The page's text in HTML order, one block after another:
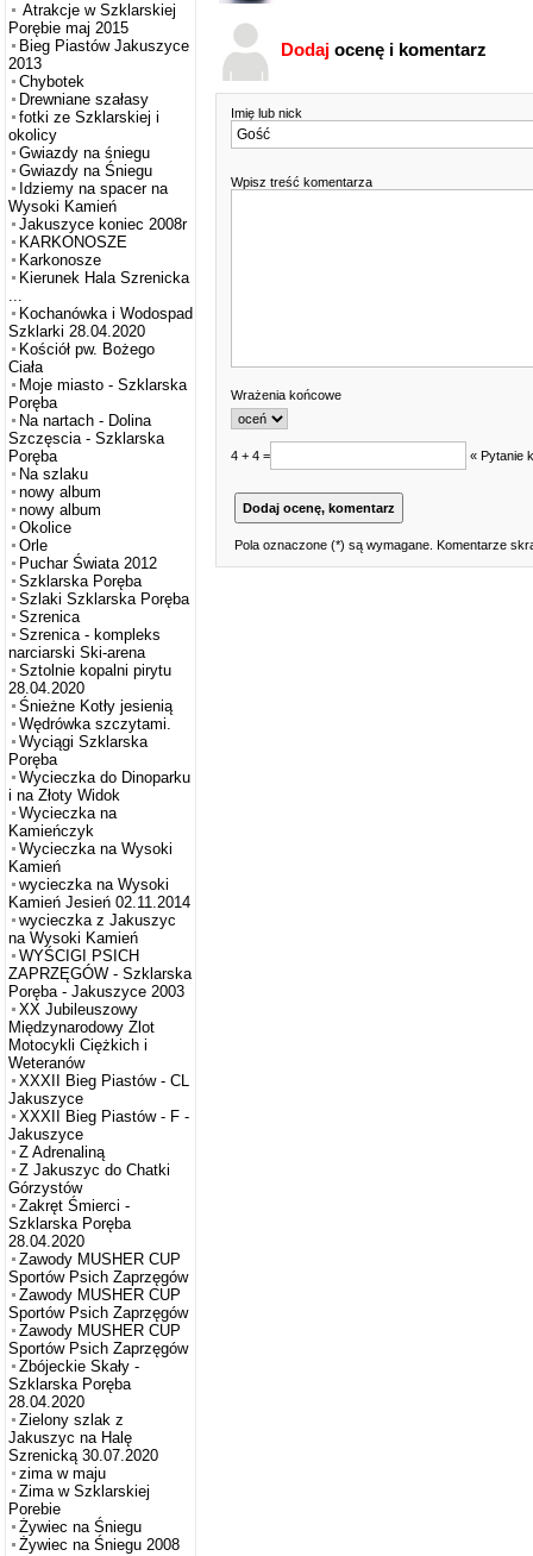
Atrakcje w Szklarskiej
Porębie maj 2015
Bieg Piastów Jakuszyce
2013
Chybotek
Drewniane szałasy
fotki ze Szklarskiej i
okolicy
Gwiazdy na śniegu
Gwiazdy na Śniegu
Idziemy na spacer na
Wysoki Kamień
Jakuszyce koniec 2008r
KARKONOSZE
Karkonosze
Kierunek Hala Szrenicka
...
Kochanówka i Wodospad
Szklarki 28.04.2020
Kościół pw. Bożego
Ciała
Moje miasto - Szklarska
Poręba
Na nartach - Dolina
Szczęscia - Szklarska
Poręba
Na szlaku
nowy album
nowy album
Okolice
Orle
Puchar Świata 2012
Szklarska Poręba
Szlaki Szklarska Poręba
Szrenica
Szrenica - kompleks
narciarski Ski-arena
Sztolnie kopalni pirytu
28.04.2020
Śnieżne Kotły jesienią
Wędrówka szczytami.
Wyciągi Szklarska
Poręba
Wycieczka do Dinoparku
i na Złoty Widok
Wycieczka na
Kamieńczyk
Wycieczka na Wysoki
Kamień
wycieczka na Wysoki
Kamień Jesień 02.11.2014
wycieczka z Jakuszyc
na Wysoki Kamień
WYŚCIGI PSICH
ZAPRZĘGÓW - Szklarska
Poręba - Jakuszyce 2003
XX Jubileuszowy
Międzynarodowy Zlot
Motocykli Ciężkich i
Weteranów
XXXII Bieg Piastów - CL
Jakuszyce
XXXII Bieg Piastów - F -
Jakuszyce
Z Adrenaliną
Z Jakuszyc do Chatki
Górzystów
Zakręt Śmierci -
Szklarska Poręba
28.04.2020
Zawody MUSHER CUP
Sportów Psich Zaprzęgów
Zawody MUSHER CUP
Sportów Psich Zaprzęgów
Zawody MUSHER CUP
Sportów Psich Zaprzęgów
Zbójeckie Skały -
Szklarska Poręba
28.04.2020
Zielony szlak z
Jakuszyc na Halę
Szrenicką 30.07.2020
zima w maju
Zima w Szklarskiej
Porebie
Żywiec na Śniegu
Żywiec na Śniegu 2008
Dodaj ocenę i komentarz
Imię lub nick
Wpisz treść komentarza
Wrażenia końcowe
4 + 4 = « Pytanie
Pola oznaczone (*) są wymagane. Komentarze